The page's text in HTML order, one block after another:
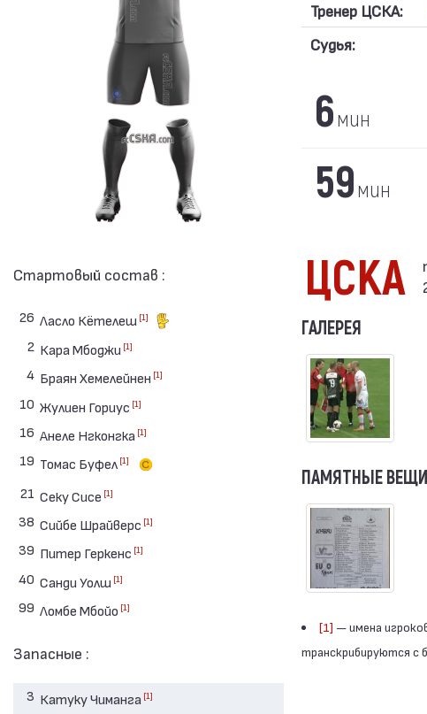
Стартовый состав :
26 Ласло Кётелеш [1]
2 Кара Мбоджи [1]
4 Браян Хемелейнен [1]
10 Жулиен Гориус [1]
16 Анеле Нгконгка [1]
19 Томас Буфел [1]
21 Секу Сисе [1]
38 Сийбе Шрайверс [1]
39 Питер Геркенс [1]
40 Санди Уолш [1]
99 Ломбе Мбойо [1]
Запасные :
3 Катуку Чиманга [1]
Тренер ЦСКА:
Судья:
6мин
59мин
ЦСКА
ГАЛЕРЕЯ
ПАМЯТНЫЕ ВЕЩИ
[1] — имена
транскрибируются с